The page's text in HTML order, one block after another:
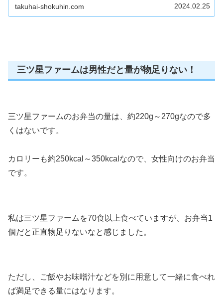
目になります。でも、三ツ星フ...
takuhai-shokuhin.com 2024.02.25
三ツ星ファームは男性だと量が物足りない！
三ツ星ファームのお弁当の量は、約220g～270gなので多
くはないです。
カロリーも約250kcal～350kcalなので、女性向けのお弁当
です。
私は三ツ星ファームを70食以上食べていますが、お弁当1
個だと正直物足りないなと感じました。
ただし、ご飯やお味噌汁などを別に用意して一緒に食べれ
ば満足できる量にはなります。